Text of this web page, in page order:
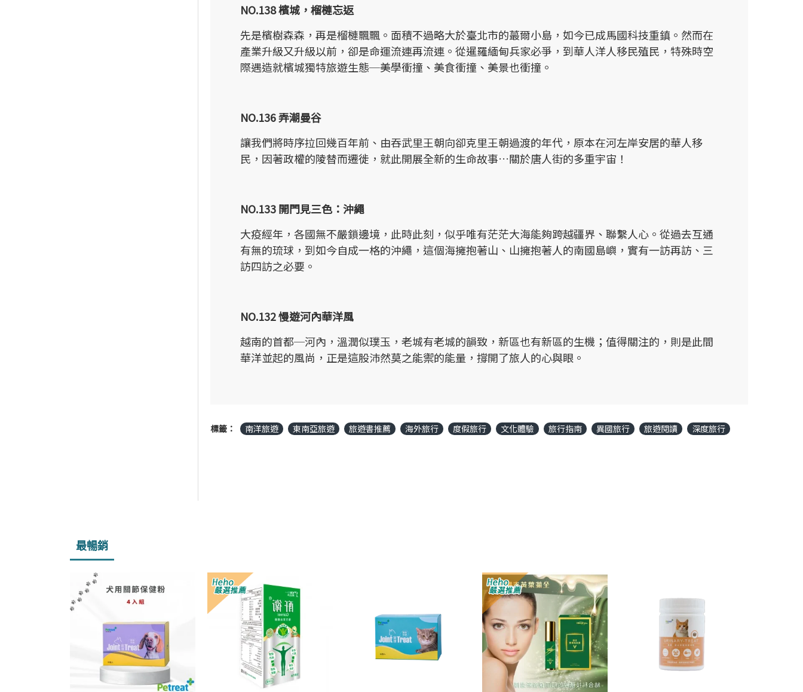
NO.138 檳城，榴槤忘返
先是檳樹森森，再是榴槤飄飄。面積不過略大於臺北市的蕞爾小島，如今已成馬國科技重鎮。然而在
產業升級又升級以前，卻是命運流連再流連。從暹羅緬甸兵家必爭，到華人洋人移民殖民，特殊時空
際遇造就檳城獨特旅遊生態─美學衝撞、美食衝撞、美景也衝撞。
NO.136 弄潮曼谷
讓我們將時序拉回幾百年前、由吞武里王朝向卻克里王朝過渡的年代，原本在河左岸安居的華人移
民，因著政權的陵替而遷徙，就此開展全新的生命故事…關於唐人街的多重宇宙！
NO.133 開門見三色：沖繩
大疫經年，各國無不嚴鎖邊境，此時此刻，似乎唯有茫茫大海能夠跨越疆界、聯繫人心。從過去互通
有無的琉球，到如今自成一格的沖繩，這個海擁抱著山、山擁抱著人的南國島嶼，實有一訪再訪、三
訪四訪之必要。
NO.132 慢遊河內華洋風
越南的首都─河內，溫潤似璞玉，老城有老城的韻致，新區也有新區的生機；值得關注的，則是此間
華洋並起的風尚，正是這股沛然莫之能禦的能量，撐開了旅人的心與眼。
標籤： 南洋旅遊 東南亞旅遊 旅遊書推薦 海外旅行 度假旅行 文化體驗 旅行指南 異國旅行 旅遊閱讀 深度旅行
最暢銷